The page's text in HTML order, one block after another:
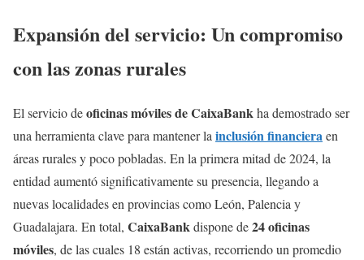
Expansión del servicio: Un compromiso
con las zonas rurales
El servicio deoficinas móviles de CaixaBankha demostrado ser
una herramienta clave para mantener la inclusión financieraen
áreas rurales y poco pobladas. En la primera mitad de 2024, la
entidad aumentó significativamente su presencia, llegando a
nuevas localidades en provincias como León, Palencia y
Guadalajara. En total, CaixaBankdispone de24 oficinas
móviles, de las cuales 18 están activas, recorriendo un promedio